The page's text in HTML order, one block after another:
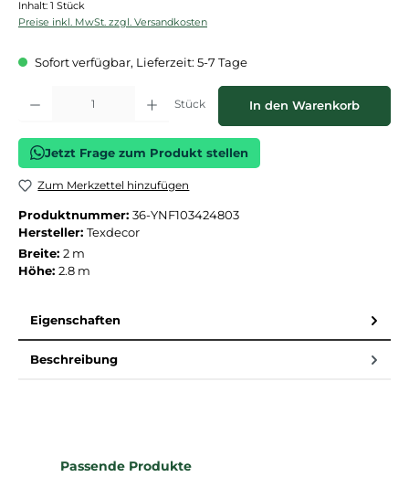
Inhalt: 1 Stück
Preise inkl. MwSt. zzgl. Versandkosten
Sofort verfügbar, Lieferzeit: 5-7 Tage
Produkt Anzahl: Gib den gewünschten Wert ein oder benutze die
Stück In den Warenkorb
Jetzt Frage zum Produkt stellen
Zum Merkzettel hinzufügen
Produktnummer: 36-YNF103424803
Hersteller: Texdecor
Breite: 2 m
Höhe: 2.8 m
Eigenschaften
Beschreibung
Produktgalerie überspringen
Passende Produkte